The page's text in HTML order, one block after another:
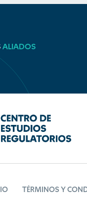
ALIADOS
TÉRMINOS Y